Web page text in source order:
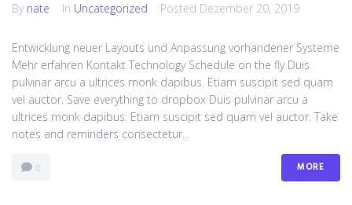
By nate In Uncategorized Posted Dezember 20, 2019
Entwicklung neuer Layouts und Anpassung vorhandener Systeme
Mehr erfahren Kontakt Technology Schedule on the fly Duis
pulvinar arcu a ultrices monk dapibus. Etiam suscipit sed quam
vel auctor. Save everything to dropbox Duis pulvinar arcu a
ultrices monk dapibus. Etiam suscipit sed quam vel auctor. Take
notes and reminders consectetur...
0 MORE